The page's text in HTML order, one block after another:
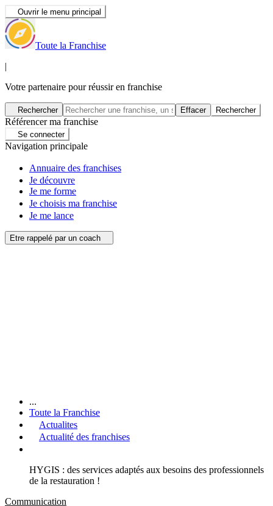
Ouvrir le menu principal
Toute la Franchise
|
Votre partenaire pour réussir en franchise
Rechercher Effacer Rechercher
Référencer ma franchise
Se connecter
Navigation principale
Annuaire des franchises
Je découvre
Je me forme
Je choisis ma franchise
Je me lance
Etre rappelé par un coach
...
Toute la Franchise
Actualites
Actualité des franchises
HYGIS : des services adaptés aux besoins des professionnels
de la restauration !
Communication